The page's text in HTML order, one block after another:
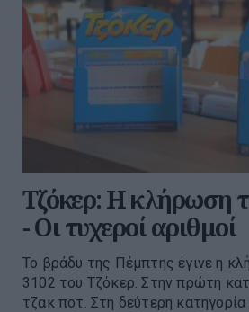
Τζόκερ: Η κλήρωση
- Οι τυχεροί αριθμοί
Το βράδυ της Πέμπτης έγινε η
3102 του Τζόκερ. Στην πρώτη
τζακ ποτ. Στη δεύτερη κατηγορία